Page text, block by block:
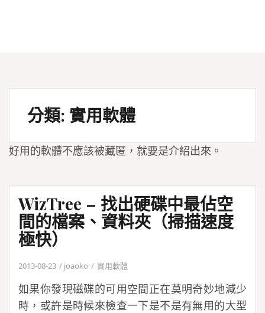
分類: 實用軟體
好用的軟體不應該被藏匿，就要是介紹出來。
WizTree – 找出硬碟中最佔空
間的檔案、資料夾（掃描速度
極快）
2013-08-23 joaoko 實用軟體
如果你發現磁碟的可用空間正在莫明奇妙地減少
時，或許是時候來檢查一下是不是有無用的大型